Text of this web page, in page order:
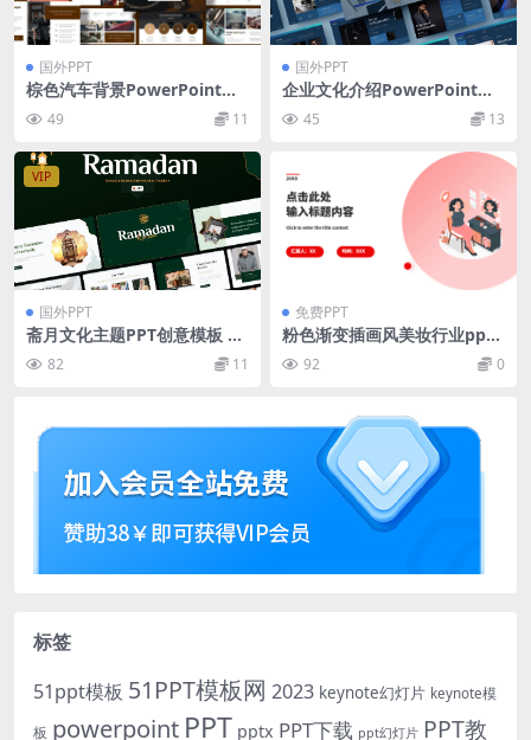
国外PPT
棕色汽车背景PowerPoint幻
灯片模板 Clasic Retro – Pres
entation Template
49 11
国外PPT
企业文化介绍PowerPoint演
示文稿模板 Amori – Busines
s PowerPoint Template
45 13
VIP
国外PPT
斋月文化主题PPT创意模板 Ra
mida – Ramadan Kareem P
owerpoint Template
82 11
免费PPT
粉色渐变插画风美妆行业ppt
模板
92 0
标签
51ppt模板 51PPT模板网 2023 keynote幻灯片 keynote模
板 powerpoint PPT pptx PPT下载 ppt幻灯片 PPT教